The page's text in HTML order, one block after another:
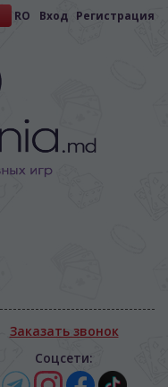
RO Вход Регистрация
Заказать звонок
Соцсети: